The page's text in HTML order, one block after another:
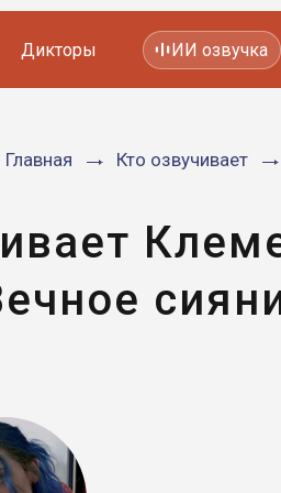
Мультфильмов
Дикторы ИИ озвучка
Главная Кто озвучивает